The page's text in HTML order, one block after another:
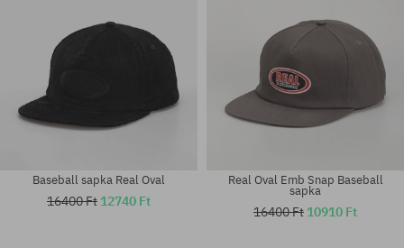
Baseball sapka Real Oval
16400 Ft 12740 Ft
Real Oval Emb Snap Baseball
sapka
16400 Ft 10910 Ft